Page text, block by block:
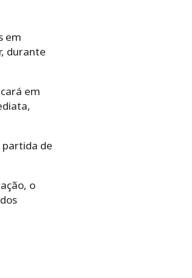
em
durante
em
partida de
o